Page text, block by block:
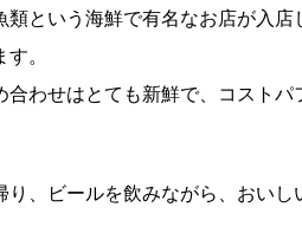
という海鮮で有名なお店が入
。
わせはとても新鮮で、コスト
、ビールを飲みながら、おい